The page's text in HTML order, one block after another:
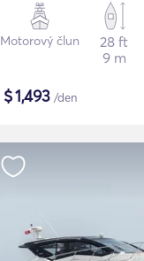
Motorový člun
28 ft
9 m
$1,493 /den